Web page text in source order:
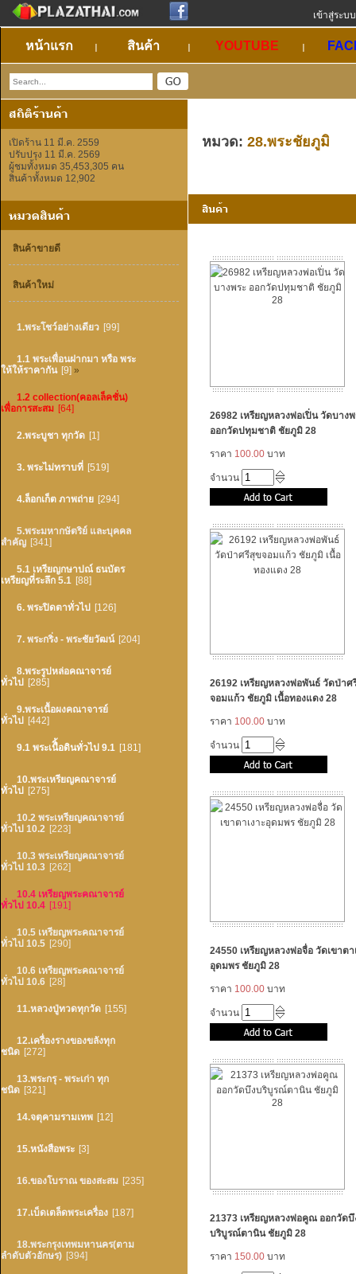
เข้าสู่ระบบ
หน้าแรก สินค้า YOUTUBE
เปิดร้าน 11 มี.ค. 2559
ปรับปรุง 11 มี.ค. 2569
ผู้ชมทั้งหมด 35,453,305 คน
สินค้าทั้งหมด 12,902
สินค้าขายดี
สินค้าใหม่
1.พระโชว์อย่างเดียว [99]
1.1 พระเพื่อนฝากมา หรือ พระ
ให้ให้ราคากัน [9] »
1.2 collection(คอลเล็คชั่น)
เพื่อการสะสม [64]
2.พระบูชา ทุกวัด [1]
3. พระไม่ทราบที่ [519]
4.ล็อกเก็ต ภาพถ่าย [294]
5.พระมหากษัตริย์ และบุคคล
สำคัญ [341]
5.1 เหรียญกษาปณ์ ธนบัตร
เหรียญที่ระลึก 5.1 [88]
6. พระปิดตาทั่วไป [126]
7. พระกริ่ง - พระชัยวัฒน์ [204]
8.พระรูปหล่อคณาจารย์
ทั่วไป
[285]
9.พระเนื้อผงคณาจารย์
ทั่วไป
[442]
9.1 พระเนืิ้อดินทั่วไป 9.1 [181]
10.พระเหรียญคณาจารย์
ทั่วไป
[275]
10.2 พระเหรียญคณาจารย์
ทั่วไป 10.2 [223]
10.3 พระเหรียญคณาจารย์
ทั่วไป 10.3 [262]
10.4 เหรียญพระคณาจารย์
ทั่วไป 10.4 [191]
10.5 เหรียญพระคณาจารย์
ทั่วไป 10.5 [290]
10.6 เหรียญพระคณาจารย์
ทั่วไป 10.6 [28]
11.หลวงปู่ทวดทุกวัด [155]
12.เครื่องรางของขลังทุก
ชนิด [272]
13.พระกรุ - พระเก่า ทุก
ชนิด [321]
14.จตุคามรามเทพ [12]
15.หนังสือพระ [3]
16.ของโบราณ ของสะสม [235]
17.เบ็ดเตล็ดพระเครื่อง [187]
18.พระกรุงเทพมหานคร(ตาม
ลำดับตัวอักษร) [394]
หมวด: 28.พระชัยภูมิ
26982 เหรียญหลวงพ่อเปิ่น วัดบางพ
ออกวัดปทุมชาติ ชัยภูมิ 28
ราคา 100.00 บาท
จำนวน
26192 เหรียญหลวงพ่อพันธ์ วัดป่าศ
จอมแก้ว ชัยภูมิ เนื้อทองแดง 28
ราคา 100.00 บาท
จำนวน
24550 เหรียญหลวงพ่อจื่อ วัดเขาตา
อุดมพร ชัยภูมิ 28
ราคา 100.00 บาท
จำนวน
21373 เหรียญหลวงพ่อคูณ ออกวัดบึ
บริบูรณ์ตานิน ชัยภูมิ 28
ราคา 150.00 บาท